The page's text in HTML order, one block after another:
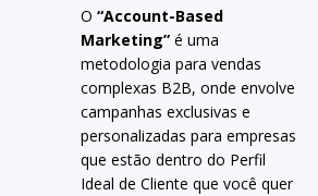
O “Account-Based
Marketing”é uma
metodologia para vendas
complexas B2B, onde envolve
campanhas exclusivas e
personalizadas para empresas
que estão dentro do Perfil
Ideal de Cliente que você quer